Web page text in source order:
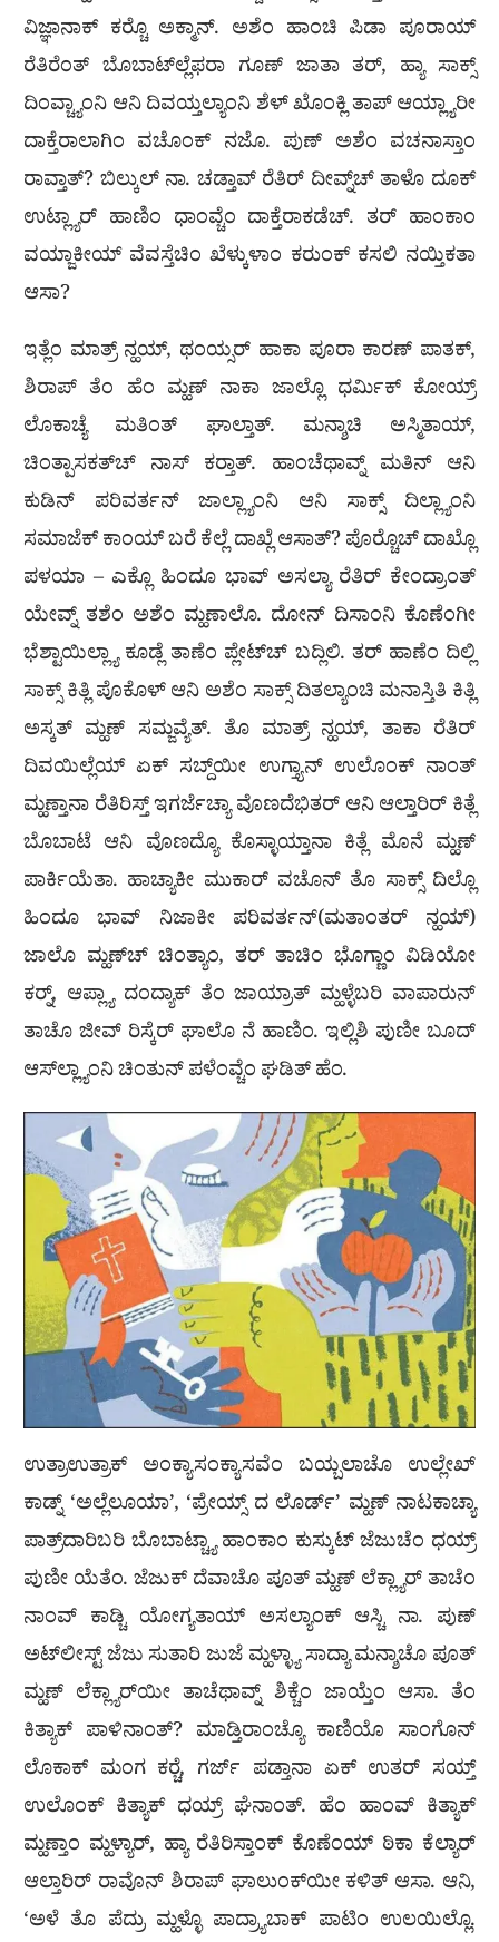
ವಿಜ್ಞಾನಾಕ್ ಕರ‍್ಚೊ ಅಕ್ಮಾನ್. ಅಶೆಂ ಹಾಂಚಿ ಪಿಡಾ ಪೂರಾಯ್
ರೆತಿರೆಂತ್ ಬೊಬಾಟ್‌ಲ್ಲೆಫರಾ ಗೂಣ್ ಜಾತಾ ತರ್, ಹ್ಯಾ ಸಾಕ್ಸ್
ದಿಂವ್ಚ್ಯಾಂನಿ ಆನಿ ದಿವಯ್ತಲ್ಯಾಂನಿ ಶೆಳ್ ಖೊಂಕ್ಲಿ ತಾಪ್ ಆಯ್ಲ್ಯಾರೀ
ದಾಕ್ತೆರಾಲಾಗಿಂ ವಚೊಂಕ್ ನಜೊ. ಪುಣ್ ಅಶೆಂ ವಚನಾಸ್ತಾಂ
ರಾವ್ತಾತ್? ಬಿಲ್ಕುಲ್ ನಾ. ಚಡ್ತಾವ್ ರೆತಿರ್ ದೀವ್ನ್‌ಚ್ ತಾಳೊ ದೂಕ್
ಉಟ್ಲ್ಯಾರ್ ಹಾಣಿಂ ಧಾಂವ್ಚೆಂ ದಾಕ್ತೆರಾಕಡೆಚ್. ತರ್ ಹಾಂಕಾಂ
ವಯ್ಜಾಕೀಯ್ ವೆವಸ್ತೆಚಿಂ ಖೆಳ್ಕುಳಾಂ ಕರುಂಕ್ ಕಸಲಿ ನಯ್ತಿಕತಾ
ಆಸಾ?
ಇತ್ಲೆಂ ಮಾತ್ರ್ ನ್ಹಯ್, ಥಂಯ್ಸರ್ ಹಾಕಾ ಪೂರಾ ಕಾರಣ್ ಪಾತಕ್,
ಶಿರಾಪ್ ತೆಂ ಹೆಂ ಮ್ಹಣ್ ನಾಕಾ ಜಾಲ್ಲೊ ಧರ್ಮಿಕ್ ಕೋಯ್ರ್
ಲೊಕಾಚ್ಯೆ ಮತಿಂತ್ ಘಾಲ್ತಾತ್. ಮನ್ಶಾಚಿ ಅಸ್ಮಿತಾಯ್,
ಚಿಂತ್ಪಾಸಕತ್‌ಚ್ ನಾಸ್ ಕರ‍್ತಾತ್. ಹಾಂಚೆಥಾವ್ನ್ ಮತಿನ್ ಆನಿ
ಕುಡಿನ್ ಪರಿವರ್ತನ್ ಜಾಲ್ಲ್ಯಾಂನಿ ಆನಿ ಸಾಕ್ಸ್ ದಿಲ್ಲ್ಯಾಂನಿ
ಸಮಾಜೆಕ್ ಕಾಂಯ್ ಬರೆ ಕೆಲ್ಲೆ ದಾಖ್ಲೆ ಆಸಾತ್? ಪೊರ‍್ಚೊಚ್ ದಾಖ್ಲೊ
ಪಳಯಾ – ಎಕ್ಲೊ ಹಿಂದೂ ಭಾವ್ ಅಸಲ್ಯಾ ರೆತಿರ್ ಕೇಂದ್ರಾಂತ್
ಯೇವ್ನ್ ತಶೆಂ ಅಶೆಂ ಮ್ಹಣಾಲೊ. ದೋನ್ ದಿಸಾಂನಿ ಕೊಣೆಂಗೀ
ಭೆಶ್ಟಾಯಿಲ್ಲ್ಯಾ ಕೂಡ್ಲೆ ತಾಣೆಂ ಪ್ಲೇಟ್‌ಚ್ ಬದ್ಲಿಲಿ. ತರ್ ಹಾಣೆಂ ದಿಲ್ಲಿ
ಸಾಕ್ಸ್ ಕಿತ್ಲಿ ಪೊಕೊಳ್ ಆನಿ ಅಶೆಂ ಸಾಕ್ಸ್ ದಿತಲ್ಯಾಂಚಿ ಮನಾಸ್ತಿತಿ ಕಿತ್ಲಿ
ಅಸ್ಕತ್ ಮ್ಹಣ್ ಸಮ್ಜವ್ಯೆತ್. ತೊ ಮಾತ್ರ್ ನ್ಹಯ್, ತಾಕಾ ರೆತಿರ್
ದಿವಯಿಲ್ಲೆಯ್ ಏಕ್ ಸಬ್ದ್‌ಯೀ ಉಗ್ತ್ಯಾನ್ ಉಲೊಂಕ್ ನಾಂತ್
ಮ್ಹಣ್ತಾನಾ ರೆತಿರಿಸ್ತ್ ಇಗರ್ಜೆಚ್ಯಾ ವೊಣದೆಭಿತರ್ ಆನಿ ಆಲ್ತಾರಿರ್ ಕಿತ್ಲೆ
ಬೊಬಾಟೆ ಆನಿ ವೊಣದ್ಯೊ ಕೊಸ್ಳಾಯ್ತಾನಾ ಕಿತ್ಲೆ ಮೊನೆ ಮ್ಹಣ್
ಪಾರ್ಕಿಯೆತಾ. ಹಾಚ್ಯಾಕೀ ಮುಕಾರ್ ವಚೊನ್ ತೊ ಸಾಕ್ಸ್ ದಿಲ್ಲೊ
ಹಿಂದೂ ಭಾವ್ ನಿಜಾಕೀ ಪರಿವರ್ತನ್(ಮತಾಂತರ್ ನ್ಹಯ್)
ಜಾಲೊ ಮ್ಹಣ್‌ಚ್ ಚಿಂತ್ಯಾಂ, ತರ್ ತಾಚಿಂ ಭೊಗ್ಣಾಂ ವಿಡಿಯೋ
ಕರ‍್ನ್, ಆಪ್ಲ್ಯಾ ದಂದ್ಯಾಕ್ ತೆಂ ಜಾಯ್ರಾತ್ ಮ್ಹಳ್ಳೆಬರಿ ವಾಪಾರುನ್
ತಾಚೊ ಜೀವ್ ರಿಸ್ಕೆರ್ ಘಾಲೊ ನೆ ಹಾಣಿಂ. ಇಲ್ಲಿಶಿ ಪುಣೀ ಬೂದ್
ಆಸ್‌ಲ್ಲ್ಯಾಂನಿ ಚಿಂತುನ್ ಪಳೆಂವ್ಚೆಂ ಘಡಿತ್ ಹೆಂ.
ಉತ್ರಾಉತ್ರಾಕ್ ಅಂಕ್ಯಾಸಂಕ್ಯಾಸವೆಂ ಬಯ್ಬಲಾಚೊ ಉಲ್ಲೇಖ್
ಕಾಡ್ನ್ ‘ಅಲ್ಲೆಲೂಯಾ’, ‘ಪ್ರೇಯ್ಸ್ ದ ಲೊರ್ಡ್’ ಮ್ಹಣ್ ನಾಟಕಾಚ್ಯಾ
ಪಾತ್ರ್‌ದಾರಿಬರಿ ಬೊಬಾಟ್ಚ್ಯಾ ಹಾಂಕಾಂ ಕುಸ್ಕುಟ್ ಜೆಜುಚೆಂ ಧಯ್ರ್
ಪುಣೀ ಯೆತೆಂ. ಜೆಜುಕ್ ದೆವಾಚೊ ಪೂತ್ ಮ್ಹಣ್ ಲೆಕ್ಲ್ಯಾರ್ ತಾಚೆಂ
ನಾಂವ್ ಕಾಡ್ಚಿ ಯೋಗ್ಯತಾಯ್ ಅಸಲ್ಯಾಂಕ್ ಆಸ್ಚಿ ನಾ. ಪುಣ್
ಅಟ್‌ಲೀಸ್ಟ್ ಜೆಜು ಸುತಾರಿ ಜುಜೆ ಮ್ಹಳ್ಳ್ಯಾ ಸಾದ್ಯಾ ಮನ್ಶಾಚೊ ಪೂತ್
ಮ್ಹಣ್ ಲೆಕ್ಲ್ಯಾರ್‌ಯೀ ತಾಚೆಥಾವ್ನ್ ಶಿಕ್ಚೆಂ ಜಾಯ್ತೆಂ ಆಸಾ. ತೆಂ
ಕಿತ್ಯಾಕ್ ಪಾಳಿನಾಂತ್? ಮಾಡ್ತಿರಾಂಚ್ಯೊ ಕಾಣಿಯೊ ಸಾಂಗೊನ್
ಲೊಕಾಕ್ ಮಂಗ ಕರ‍್ಚೆ, ಗರ್ಜ್ ಪಡ್ತಾನಾ ಏಕ್ ಉತರ್ ಸಯ್ತ್
ಉಲೊಂಕ್ ಕಿತ್ಯಾಕ್ ಧಯ್ರ್ ಘೆನಾಂತ್. ಹೆಂ ಹಾಂವ್ ಕಿತ್ಯಾಕ್
ಮ್ಹಣ್ತಾಂ ಮ್ಹಳ್ಯಾರ್, ಹ್ಯಾ ರೆತಿರಿಸ್ತಾಂಕ್ ಕೊಣೆಂಯ್ ಠಿಕಾ ಕೆಲ್ಯಾರ್
ಆಲ್ತಾರಿರ್ ರಾವೊನ್ ಶಿರಾಪ್ ಘಾಲುಂಕ್‌ಯೀ ಕಳಿತ್ ಆಸಾ. ಆನಿ,
‘ಅಳೆ ತೊ ಪೆದ್ರು ಮ್ಹಳ್ಳೊ ಪಾದ್ರ್ಯಾಬಾಕ್ ಪಾಟಿಂ ಉಲಯಿಲ್ಲೊ.